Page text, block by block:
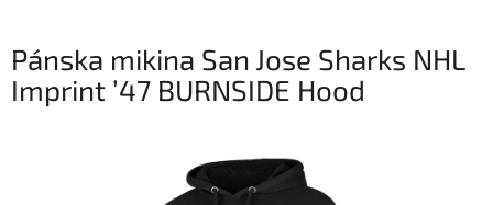
Pánska mikina San Jose Sharks NHL
Imprint ’47 BURNSIDE Hood